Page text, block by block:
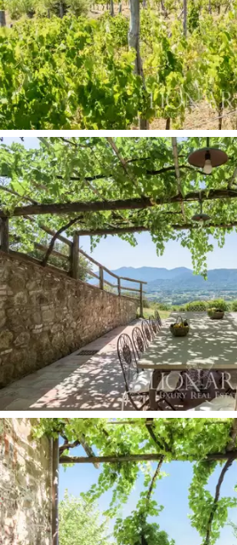
全景景觀和大片綠地的罕見
的特色。外部尺寸和優越的
施，例如網球場或直升機場
的典型限制。同時享受絕對
元素使這座別墅成為獨一無
池的非凡別墅是托斯卡納歷
洲，讓您有機會沉浸在正宗
居民在保存完好的歷史環境
史和古老習俗。